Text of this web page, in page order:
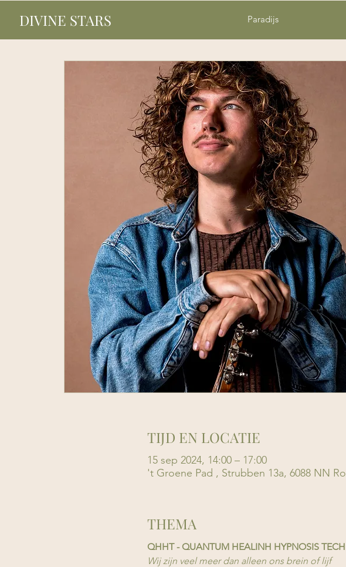
DIVINE STARS Paradijs
TIJD EN LOCATIE
15 sep 2024, 14:00 – 17:00
't Groene Pad , Strubben 13a, 6088 NN
THEMA
QHHT - QUANTUM HEALINH HYPNOSIS
Wij zijn veel meer dan alleen ons brein of lijf